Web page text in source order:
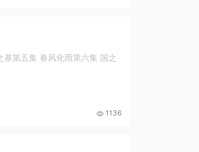
第五集 春风化雨第六集 国之
1136